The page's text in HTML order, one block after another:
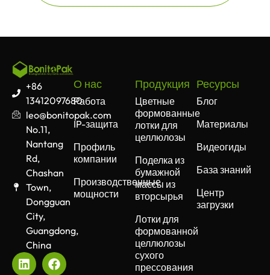
+86
13412097680
leo@bonitopak.com
No.11,
Nantang
Rd,
Chashan
Town,
Dongguan
City,
Guangdong,
China
О нас
Работа
IP-защита
Профиль
компании
Производственные
мощности
Продукция
Цветные
формованные
лотки для
целлюлозы
Поделка из
бумажной
массы из
вторсырья
Лотки для
формованной
целлюлозы
сухого
прессования
Ресурсы
Блог
Материалы
Видеогиды
База знаний
Центр
загрузки